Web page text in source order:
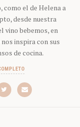
el de Helena a
desde nuestra
vino bebemos, en
nos inspira con sus
de cocina.